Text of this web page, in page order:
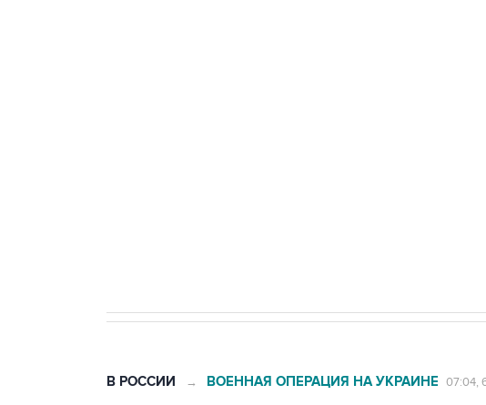
В РОССИИ → ВОЕННАЯ ОПЕРАЦИЯ НА УКРАИНЕ 07:04,